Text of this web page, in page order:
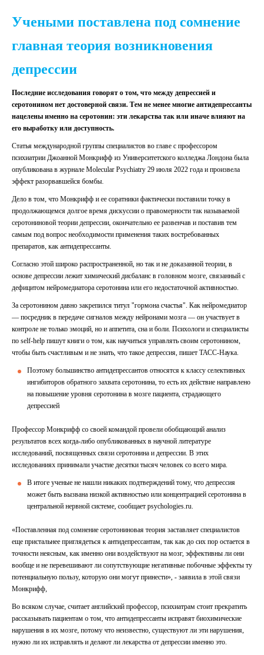
Учеными поставлена под сомнение
главная теория возникновения
депрессии
Последние исследования говорят о том, что между депрессией и
серотонином нет достоверной связи. Тем не менее многие антидепрессанты
нацелены именно на серотонин: эти лекарства так или иначе влияют на
его выработку или доступность.
Статья международной группы специалистов во главе с профессором
психиатрии Джоанной Монкрифф из Университетского колледжа Лондона была
опубликована в журнале Molecular Psychiatry 29 июля 2022 года и произвела
эффект разорвавшейся бомбы.
Дело в том, что Монкрифф и ее соратники фактически поставили точку в
продолжающемся долгое время дискуссии о правомерности так называемой
серотониновой теории депрессии, окончательно ее развенчав и поставив тем
самым под вопрос необходимости применения таких востребованных
препаратов, как антидепрессанты.
Согласно этой широко распространенной, но так и не доказанной теории, в
основе депрессии лежит химический дисбаланс в головном мозге, связанный с
дефицитом нейромедиатора серотонина или его недостаточной активностью.
За серотонином давно закрепился титул "гормона счастья". Как нейромедиатор
— посредник в передаче сигналов между нейронами мозга — он участвует в
контроле не только эмоций, но и аппетита, сна и боли. Психологи и специалисты
по self-help пишут книги о том, как научиться управлять своим серотонином,
чтобы быть счастливым и не знать, что такое депрессия, пишет ТАСС-Наука.
Поэтому большинство антидепрессантов относятся к классу селективных
ингибиторов обратного захвата серотонина, то есть их действие направлено
на повышение уровня серотонина в мозге пациента, страдающего
депрессией
Профессор Монкрифф со своей командой провели обобщающий анализ
результатов всех когда-либо опубликованных в научной литературе
исследований, посвященных связи серотонина и депрессии. В этих
исследованиях принимали участие десятки тысяч человек со всего мира.
В итоге ученые не нашли никаких подтверждений тому, что депрессия
может быть вызвана низкой активностью или концентрацией серотонина в
центральной нервной системе, сообщает psychologies.ru.
«Поставленная под сомнение серотониновая теория заставляет специалистов
еще пристальнее приглядеться к антидепрессантам, так как до сих пор остается в
точности неясным, как именно они воздействуют на мозг, эффективны ли они
вообще и не перевешивают ли сопутствующие негативные побочные эффекты ту
потенциальную пользу, которую они могут принести», - заявила в этой связи
Монкрифф,
Во всяком случае, считает английский профессор, психиатрам стоит прекратить
рассказывать пациентам о том, что антидепрессанты исправят биохимические
нарушения в их мозге, потому что неизвестно, существуют ли эти нарушения,
нужно ли их исправлять и делают ли лекарства от депрессии именно это.